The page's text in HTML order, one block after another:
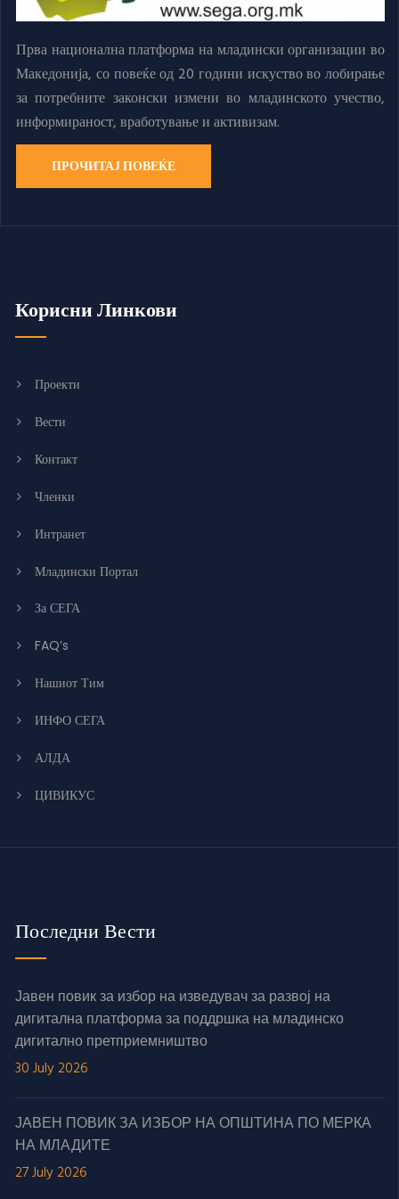
Прва национална платформа на младински организации во
Македонија, со повеќе од 20 години искуство во лобирање
за потребните законски измени во младинското учество,
информираност, вработување и активизам.
ПРОЧИТАЈ ПОВЕЌЕ
Корисни Линкови
Проекти
Вести
Контакт
Членки
Интранет
Младински Портал
За СЕГА
FAQ’s
Нашиот Тим
ИНФО СЕГА
АЛДА
ЦИВИКУС
Последни Вести
Јавен повик за избор на изведувач за развој на
дигитална платформа за поддршка на младинско
дигитално претприемништво
30 July 2026
ЈАВЕН ПОВИК ЗА ИЗБОР НА ОПШТИНА ПО МЕРКА
НА МЛАДИТЕ
27 July 2026